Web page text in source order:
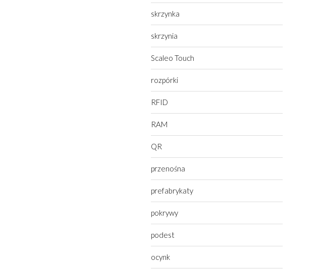
skrzynka
skrzynia
Scaleo Touch
rozpórki
RFID
RAM
QR
przenośna
prefabrykaty
pokrywy
podest
ocynk